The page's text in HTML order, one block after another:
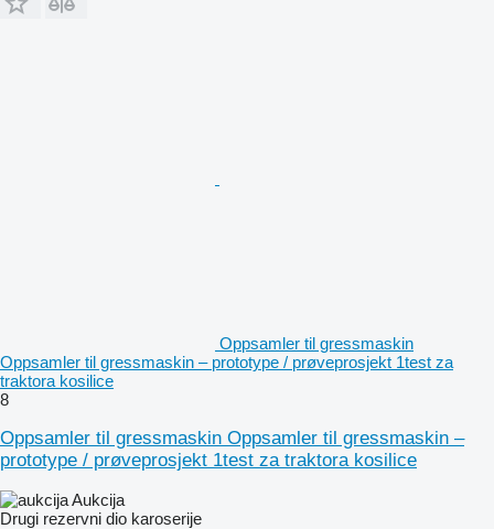
Oppsamler til gressmaskin
Oppsamler til gressmaskin – prototype / prøveprosjekt 1test za
traktora kosilice
8
Oppsamler til gressmaskin Oppsamler til gressmaskin –
prototype / prøveprosjekt 1test za traktora kosilice
Aukcija
Drugi rezervni dio karoserije